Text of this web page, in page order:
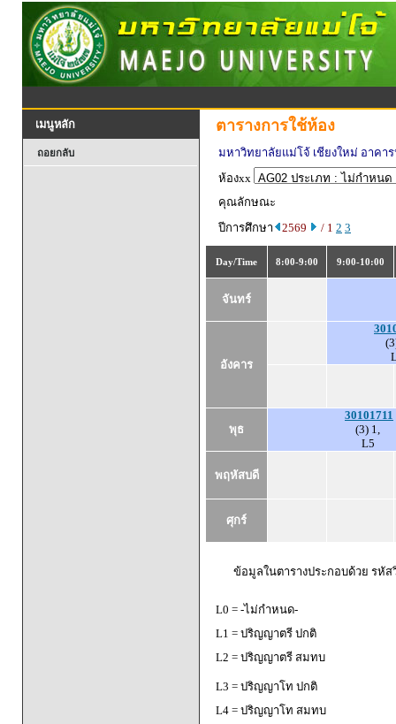
เมนูหลัก
ถอยกลับ
ตารางการใช้ห้อง
มหาวิทยาลัยแม่โจ้ เชียงใหม่ อาคา
ห้องxx
คุณลักษณะ
ปีการศึกษา
2569 / 1 2 3
Day/Time 8:00-9:00 9:00-10:00
จันทร์
อังคาร
พุธ
30101711
(3) 1,
L5
พฤหัสบดี
ศุกร์
ข้อมูลในตารางประกอบด้วย รหั
L0 = -ไม่กำหนด-
L1 = ปริญญาตรี ปกติ
L2 = ปริญญาตรี สมทบ
L3 = ปริญญาโท ปกติ
L4 = ปริญญาโท สมทบ